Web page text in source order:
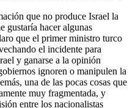
que no produce Israel la
gustaría hacer algunas
que el primer ministro turco
el incidente para
y ganarse a la opinión
ignoren o manipulen la
una de las pocas cosas que
muy fragmentada, y
entre los nacionalistas